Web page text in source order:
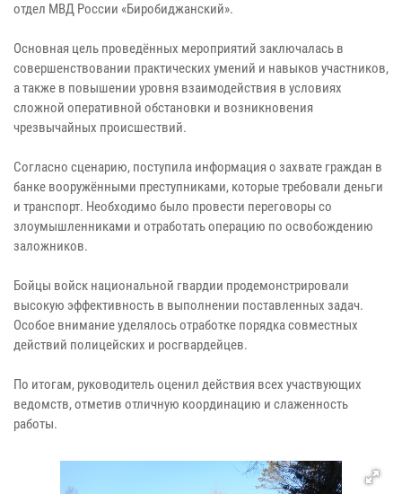
отдел МВД России «Биробиджанский».
Основная цель проведённых мероприятий заключалась в
совершенствовании практических умений и навыков участников,
а также в повышении уровня взаимодействия в условиях
сложной оперативной обстановки и возникновения
чрезвычайных происшествий.
Согласно сценарию, поступила информация о захвате граждан в
банке вооружёнными преступниками, которые требовали деньги
и транспорт. Необходимо было провести переговоры со
злоумышленниками и отработать операцию по освобождению
заложников.
Бойцы войск национальной гвардии продемонстрировали
высокую эффективность в выполнении поставленных задач.
Особое внимание уделялось отработке порядка совместных
действий полицейских и росгвардейцев.
По итогам, руководитель оценил действия всех участвующих
ведомств, отметив отличную координацию и слаженность
работы.